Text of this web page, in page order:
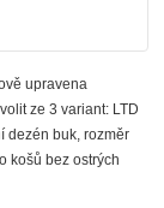
upravena
ze 3 variant: LTD
dezén buk, rozměr
košů bez ostrých